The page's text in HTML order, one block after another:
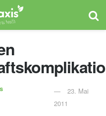
23. Mai
2011